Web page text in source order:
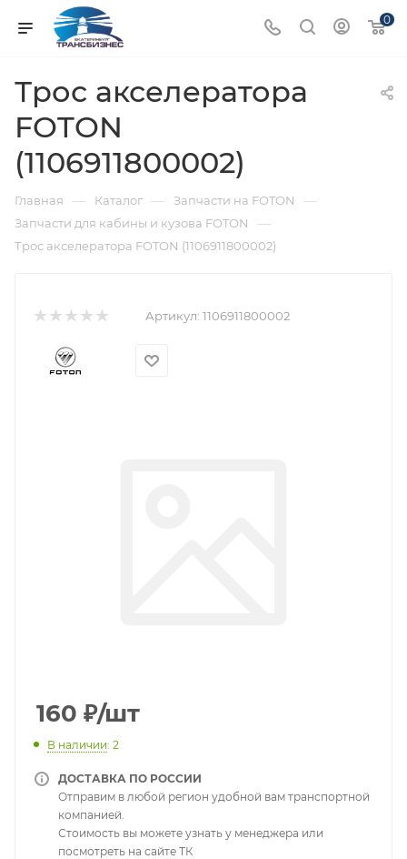
0
Трос акселератора
FOTON
(1106911800002)
Главная — Каталог — Запчасти на FOTON —
Запчасти для кабины и кузова FOTON —
Трос акселератора FOTON (1106911800002)
Артикул: 1106911800002
160 ₽/шт
В наличии: 2
ДОСТАВКА ПО РОССИИ
Отправим в любой регион удобной вам транспортной
компанией.
Стоимость вы можете узнать у менеджера или
посмотреть на сайте ТК